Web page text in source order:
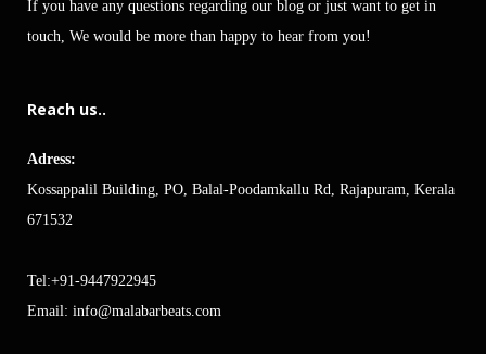
If you have any questions regarding our blog or just want to get in
touch, We would be more than happy to hear from you!
Reach us..
Adress:
Kossappalil Building, PO, Balal-Poodamkallu Rd, Rajapuram, Kerala
671532
Tel:+91-9447922945
Email: info@malabarbeats.com